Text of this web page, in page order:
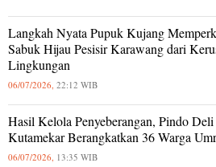
Langkah Nyata Pupuk Kujang
Sabuk Hijau Pesisir Karawang dari
Lingkungan
06/07/2026, 22:12 WIB
Hasil Kelola Penyeberangan, Pindo Deli
Kutamekar Berangkatkan 36 Warga
06/07/2026, 13:35 WIB